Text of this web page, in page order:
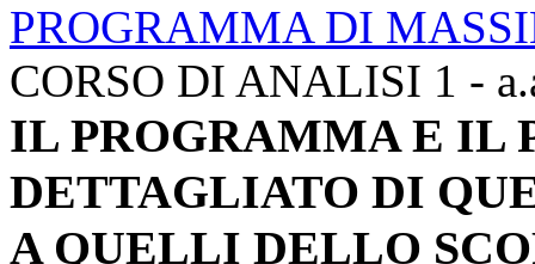
PROGRAMMA DI
CORSO DI ANALISI 1 -
IL PROGRAMMA E IL
DETTAGLIATO DI
A QUELLI DELLO